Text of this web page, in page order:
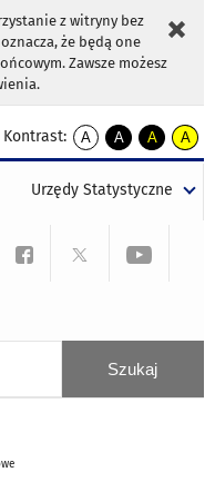
z witryny bez
że będą one
Zawsze możesz
Kontrast:
A
kontrast
A
kontrast
tekst
czarnym
A
kontrast
tekst
czarnym
A
tekst
żółtym
Urzędy Statystyczne